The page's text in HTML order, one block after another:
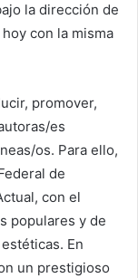
la dirección de
con la misma
promover,
es
os. Para ello,
de
con el
populares y de
En
un prestigioso